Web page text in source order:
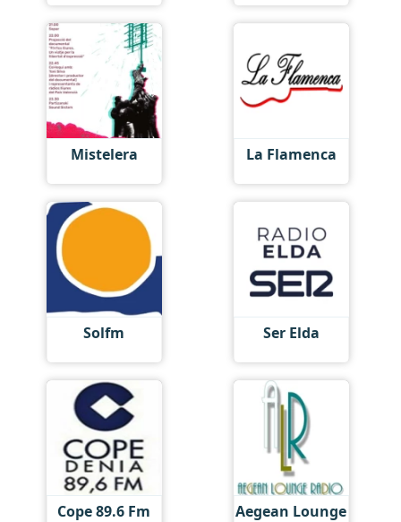
Mistelera La Flamenca
Solfm Ser Elda
Cope 89.6 Fm Aegean Lounge